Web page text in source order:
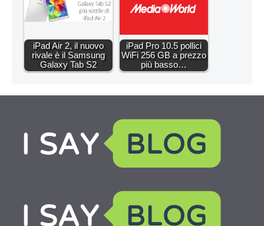
iPad Air 2, il nuovo
rivale è il Samsung
Galaxy Tab S2
iPad Pro 10.5 pollici
WiFi 256 GB a prezzo
più basso…